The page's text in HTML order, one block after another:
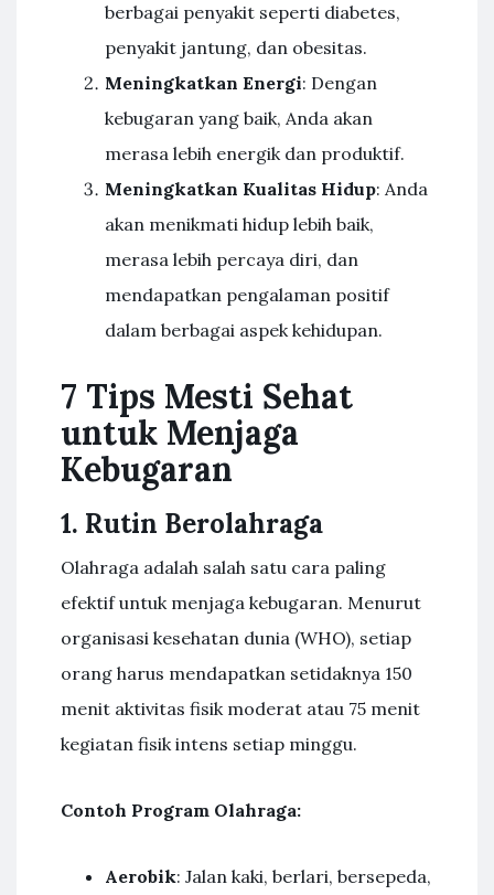
berbagai penyakit seperti diabetes,
penyakit jantung, dan obesitas.
Meningkatkan Energi: Dengan
kebugaran yang baik, Anda akan
merasa lebih energik dan produktif.
Meningkatkan Kualitas Hidup: Anda
akan menikmati hidup lebih baik,
merasa lebih percaya diri, dan
mendapatkan pengalaman positif
dalam berbagai aspek kehidupan.
7 Tips Mesti Sehat
untuk Menjaga
Kebugaran
1. Rutin Berolahraga
Olahraga adalah salah satu cara paling
efektif untuk menjaga kebugaran. Menurut
organisasi kesehatan dunia (WHO), setiap
orang harus mendapatkan setidaknya 150
menit aktivitas fisik moderat atau 75 menit
kegiatan fisik intens setiap minggu.
Contoh Program Olahraga:
Aerobik: Jalan kaki, berlari, bersepeda,